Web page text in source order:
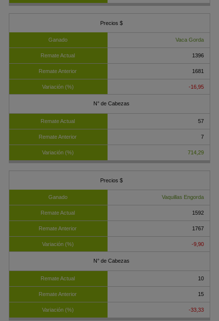
Vaca Gorda
1396
1681
-16,95
57
7
714,29
Vaquillas Engorda
1592
1767
-9,90
10
15
-33,33